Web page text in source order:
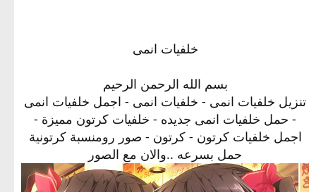
خلفيات انمى
بسم الله الرحمن الرحيم
تنزيل خلفيات انمى - خلفيات انمى - اجمل خلفيات انمى
- حمل خلفيات انمى جديده - خلفيات كرتون مميزة -
اجمل خلفيات كرتون - كرتون - صور رومنسبة كرتونية
حمل بسرعه ..والان مع الصور